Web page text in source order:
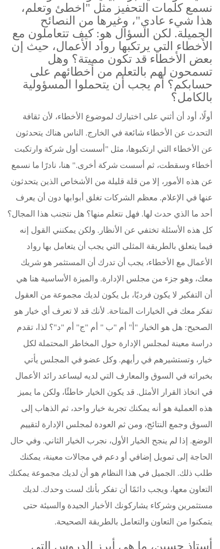
نسمع كلمات التحفيز مثل "اخطئ وتعلم،
هذا شيء عادي"، وغيرها من النصائح
الجميلة. لكن السؤال هو: كيف تتعاملون مع
الأخطاء التي يرتكبها رواد الأعمال، حيث إن
بعض الأخطاء قد تكون مميتة؟ وهل
تسمحون لهم بالتعلم من أخطائهم على
حسابكم؟ أم يجب أن يتحملوا المسؤولية
بالكامل؟
أولًا، أود أن أثني على اختيارك لموضوع الأخطاء، لأن ثقافة
التحدث عن الأخطاء شائعة في الخارج. الناس هناك يتحدثون
عن الأخطاء التي ارتكبوها، مثل "أسست أول شركة وارتكبت
أخطاء وسقطت، ثم أسست شركة أخرى." هنا، نادرًا ما نسمع
عن هذه الأمور، إلا من قلة قليلة من الأشخاص الذين يتحدثون
عنها في الإعلام. معظم الشركات تغلق أبوابها دون أن يعرف
أحد ما الذي حدث لها. فهل نتعلم منها؟ هل نتجنب هذا المجال؟
كل هذه الأسئلة تختفي عن الأنظار. ولكن يمكنني القول إنه
فيما يتعلق بالطريقة المثلى التي يجب أن يتعامل بها رواد
الأعمال مع الأخطاء، يجب أن تدرك أن المستثمر هو شريك
معك، وهو جزء من مجلس الإدارة. والميزة الأساسية هنا هي
أن التفكير لا يكون فرديًا، بل يكون لديك مجموعة من العقول
تفكر معك في الخيارات المتاحة. لأنك قد لا تعرف أي خيار هو
الصحيح: هل هو الخيار "أ" أم "ب " أم "ج" أم "د"؟ لذا، تقدم
دراسة معينة لمجلس الإدارة حول المخاطر المحتملة لكل
خيار، وتستشيرهم في رأيهم. وكل عضو في المجلس يأتي
بخبراته في السوق والمعارف التي لديه ليساعد رائد الأعمال
في اتخاذ القرار الأمثل. قد يكون الخيار خاطئًا، ولكن ما يميز
هذه العملية هو أنه يمكنك تجربة خيار واحد، ثم الذهاب إلى
السوق وجمع النتائج، ومن ثم العودة لمجلس الإدارة لتقييم
الوضع. إذا لم ينجح الخيار الأول، نجرب الخيار الثاني. وفي حال
الحاجة إلى تمويل إضافي أو دعم في مجالات معينة، يمكنك
طلب ذلك. الجميل في هذا النظام هو أن لديك مجموعة يمكنك
التعاون معها، ويجب دائمًا أن تفكر بأنك لست وحدك. لديك
مستثمرين وشركاء يشاركونك الأخبار الجيدة والسيئة حتى
يتمكنوا من التعاون والتعامل بالطريقة الصحيحة.
أستاذ حسين، ما هي أبرز الدروس التي